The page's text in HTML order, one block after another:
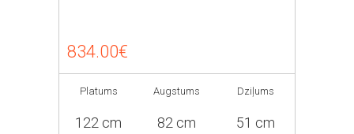
834.00€
Platums
122 cm
Augstums
82 cm
Dziļums
51 cm